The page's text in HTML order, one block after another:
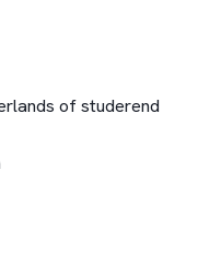
of studerend